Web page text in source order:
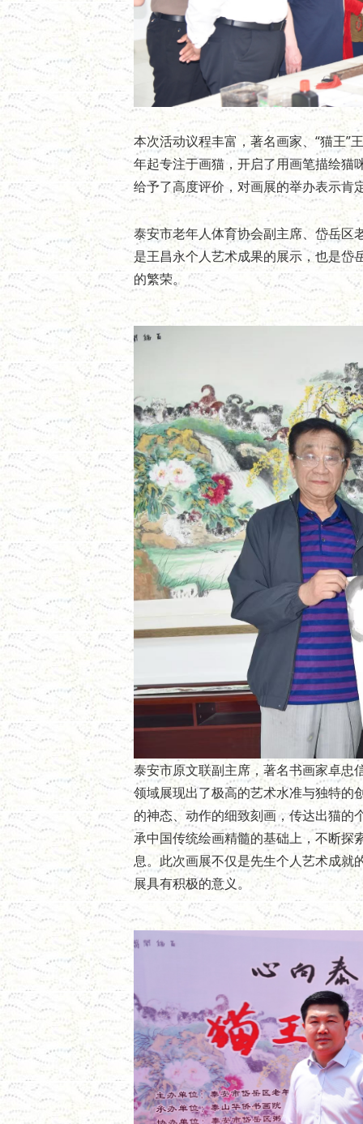
本次活动议程丰富，著名画家、“猫王”
年起专注于画猫，开启了用画笔描绘猫
给予了高度评价，对画展的举办表示肯
泰安市老年人体育协会副主席、岱岳区
是王昌永个人艺术成果的展示，也是岱
的繁荣。
泰安市原文联副主席，著名书画家卓忠
领域展现出了极高的艺术水准与独特的
的神态、动作的细致刻画，传达出猫的
承中国传统绘画精髓的基础上，不断探
息。此次画展不仅是先生个人艺术成就
展具有积极的意义。